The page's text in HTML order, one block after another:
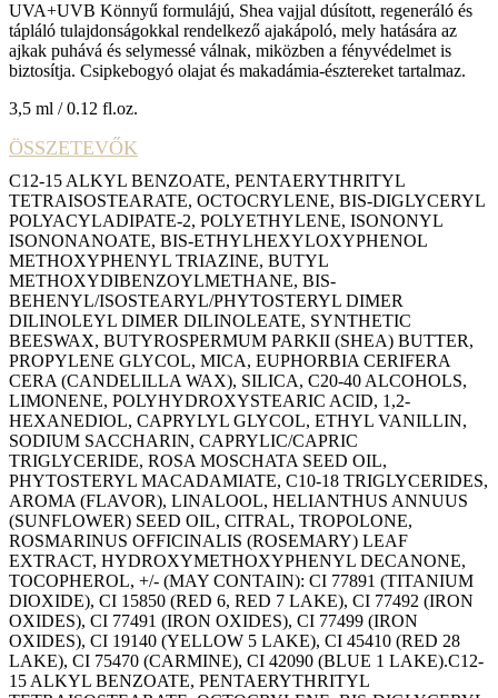
UVA+UVB Könnyű formulájú, Shea vajjal dúsított, regeneráló és
tápláló tulajdonságokkal rendelkező ajakápoló, mely hatására az
ajkak puhává és selymessé válnak, miközben a fényvédelmet is
biztosítja. Csipkebogyó olajat és makadámia-észtereket tartalmaz.
3,5 ml / 0.12 fl.oz.
ÖSSZETEVŐK
C12-15 ALKYL BENZOATE, PENTAERYTHRITYL
TETRAISOSTEARATE, OCTOCRYLENE, BIS-DIGLYCERYL
POLYACYLADIPATE-2, POLYETHYLENE, ISONONYL
ISONONANOATE, BIS-ETHYLHEXYLOXYPHENOL
METHOXYPHENYL TRIAZINE, BUTYL
METHOXYDIBENZOYLMETHANE, BIS-
BEHENYL/ISOSTEARYL/PHYTOSTERYL DIMER
DILINOLEYL DIMER DILINOLEATE, SYNTHETIC
BEESWAX, BUTYROSPERMUM PARKII (SHEA) BUTTER,
PROPYLENE GLYCOL, MICA, EUPHORBIA CERIFERA
CERA (CANDELILLA WAX), SILICA, C20-40 ALCOHOLS,
LIMONENE, POLYHYDROXYSTEARIC ACID, 1,2-
HEXANEDIOL, CAPRYLYL GLYCOL, ETHYL VANILLIN,
SODIUM SACCHARIN, CAPRYLIC/CAPRIC
TRIGLYCERIDE, ROSA MOSCHATA SEED OIL,
PHYTOSTERYL MACADAMIATE, C10-18 TRIGLYCERIDES,
AROMA (FLAVOR), LINALOOL, HELIANTHUS ANNUUS
(SUNFLOWER) SEED OIL, CITRAL, TROPOLONE,
ROSMARINUS OFFICINALIS (ROSEMARY) LEAF
EXTRACT, HYDROXYMETHOXYPHENYL DECANONE,
TOCOPHEROL, +/- (MAY CONTAIN): CI 77891 (TITANIUM
DIOXIDE), CI 15850 (RED 6, RED 7 LAKE), CI 77492 (IRON
OXIDES), CI 77491 (IRON OXIDES), CI 77499 (IRON
OXIDES), CI 19140 (YELLOW 5 LAKE), CI 45410 (RED 28
LAKE), CI 75470 (CARMINE), CI 42090 (BLUE 1 LAKE).C12-
15 ALKYL BENZOATE, PENTAERYTHRITYL